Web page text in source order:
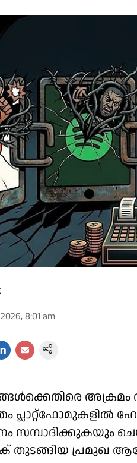
8:01 am
അക്രമം
പ്ലാറ്റ്ഫോമുകളില്‍
സമ്പാദിക്കുകയും
തുടങ്ങിയ പ്രമുഖ